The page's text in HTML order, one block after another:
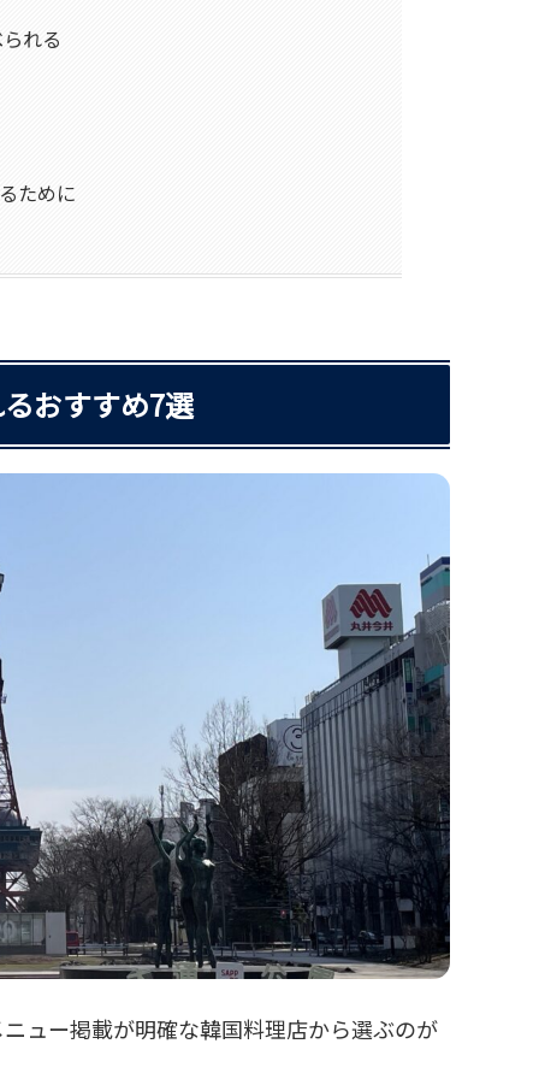
れる
ために
おすすめ7選
ュー掲載が明確な韓国料理店から選ぶのが